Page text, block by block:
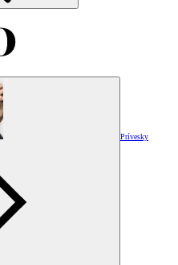
Prívesky